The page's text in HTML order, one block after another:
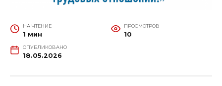
НА ЧТЕНИЕ
1 мин
ПРОСМОТРОВ
10
ОПУБЛИКОВАНО
18.05.2026